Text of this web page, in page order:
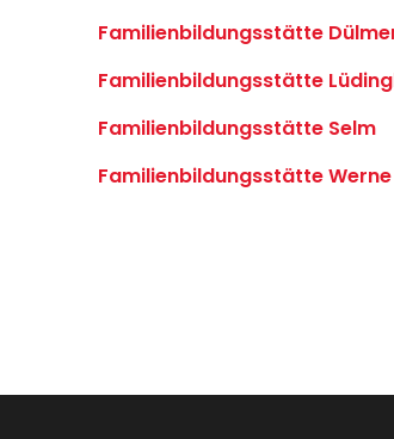
Familienbildungsstätte
Familienbildungsstätte
Familienbildungsstätte Selm
Familienbildungsstätte Werne